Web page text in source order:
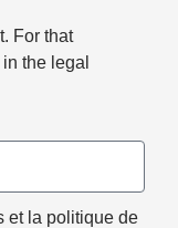
For that
the legal
et la politique de